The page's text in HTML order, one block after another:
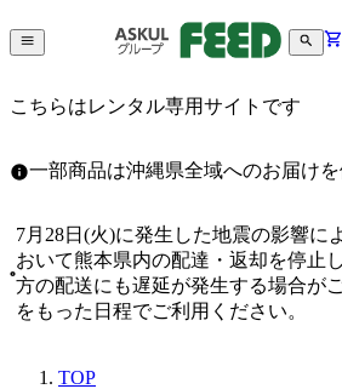
こちらはレンタル専用サイトです
一部商品は沖縄県全域へのお届け
7月28日(火)に発生した地震の影響に
おいて熊本県内の配達・返却を停止
方の配送にも遅延が発生する場合が
をもった日程でご利用ください。
TOP